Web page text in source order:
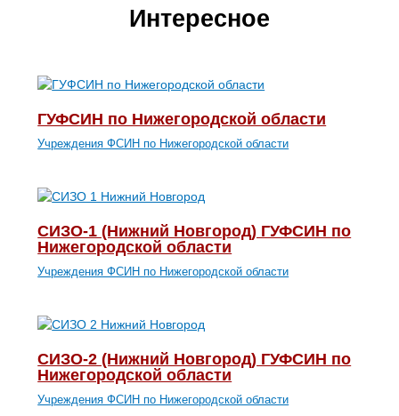
Интересное
ГУФСИН по Нижегородской области
Учреждения ФСИН по Нижегородской области
СИЗО-1 (Нижний Новгород) ГУФСИН по
Нижегородской области
Учреждения ФСИН по Нижегородской области
СИЗО-2 (Нижний Новгород) ГУФСИН по
Нижегородской области
Учреждения ФСИН по Нижегородской области